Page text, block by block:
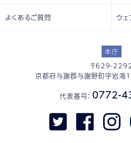
本庁
〒629-
京都府与謝郡与謝野町字岩
代表番号： 0772-
よくあるご質問 ウェ